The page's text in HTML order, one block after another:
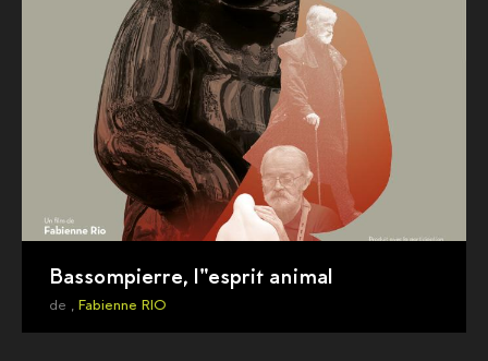
Bassompierre, l"esprit animal
de , Fabienne RIO